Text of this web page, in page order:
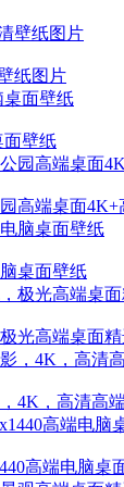
纸图片
面壁纸
高端桌面4K+
桌面壁纸
光高端桌面精
4K，高清高
高端电脑桌